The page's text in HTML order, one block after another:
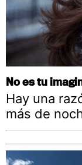
No es tu
Hay una
más de